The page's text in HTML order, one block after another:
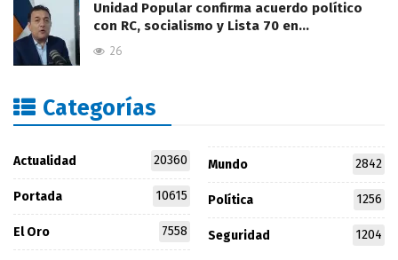
Unidad Popular confirma acuerdo político
con RC, socialismo y Lista 70 en…
26
Categorías
Actualidad 20360
Portada 10615
El Oro 7558
Mundo 2842
Política 1256
Seguridad 1204